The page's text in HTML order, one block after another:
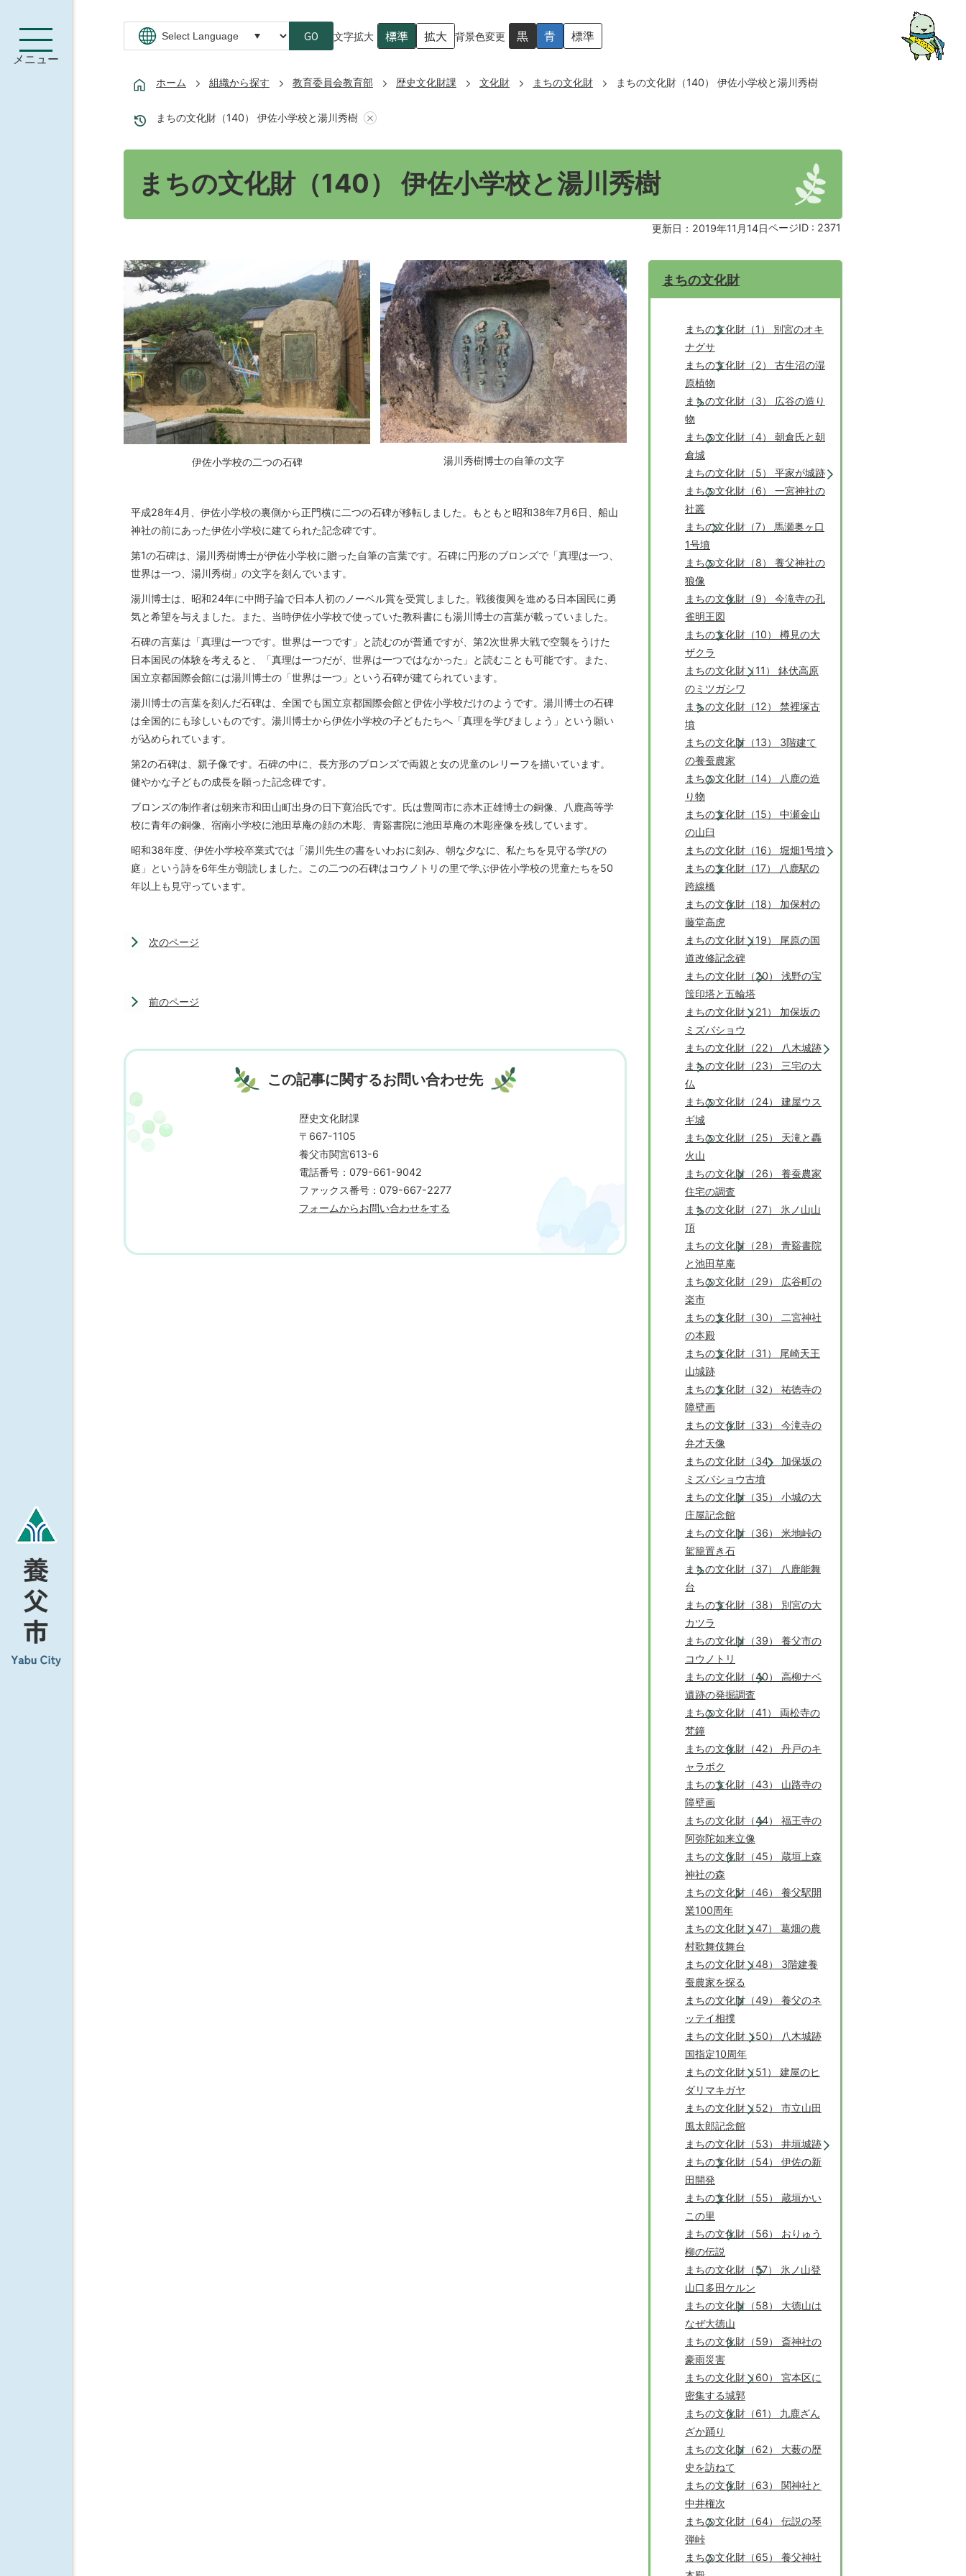
メニュー
GO 文字拡大 標準 拡大 背景色変更 黒 青 標準
ホーム 組織から探す 教育委員会教育部 歴史文化財課 文化財 まちの文化財 まちの文化財（140） 伊佐小学校と湯川秀樹
まちの文化財（140） 伊佐小学校と湯川秀樹
まちの文化財（140） 伊佐小学校と湯川秀樹
更新日：2019年11月14日ページID : 2371
伊佐小学校の二つの石碑 湯川秀樹博士の自筆の文字
平成28年4月、伊佐小学校の裏側から正門横に二つの石碑が移転しました。もともと昭和38年7月6日、船山
神社の前にあった伊佐小学校に建てられた記念碑です。
第1の石碑は、湯川秀樹博士が伊佐小学校に贈った自筆の言葉です。石碑に円形のブロンズで「真理は一つ、
世界は一つ、湯川秀樹」の文字を刻んでいます。
湯川博士は、昭和24年に中間子論で日本人初のノーベル賞を受賞しました。戦後復興を進める日本国民に勇
気と希望を与えました。また、当時伊佐小学校で使っていた教科書にも湯川博士の言葉が載っていました。
石碑の言葉は「真理は一つです。世界は一つです」と読むのが普通ですが、第2次世界大戦で空襲をうけた
日本国民の体験を考えると、「真理は一つだが、世界は一つではなかった」と読むことも可能です。また、
国立京都国際会館には湯川博士の「世界は一つ」という石碑が建てられています。
湯川博士の言葉を刻んだ石碑は、全国でも国立京都国際会館と伊佐小学校だけのようです。湯川博士の石碑
は全国的にも珍しいものです。湯川博士から伊佐小学校の子どもたちへ「真理を学びましょう」という願い
が込められています。
第2の石碑は、親子像です。石碑の中に、長方形のブロンズで両親と女の児童のレリーフを描いています。
健やかな子どもの成長を願った記念碑です。
ブロンズの制作者は朝来市和田山町出身の日下寛治氏です。氏は豊岡市に赤木正雄博士の銅像、八鹿高等学
校に青年の銅像、宿南小学校に池田草庵の顔の木彫、青谿書院に池田草庵の木彫座像を残しています。
昭和38年度、伊佐小学校卒業式では「湯川先生の書をいわおに刻み、朝な夕なに、私たちを見守る学びの
庭」という詩を6年生が朗読しました。この二つの石碑はコウノトリの里で学ぶ伊佐小学校の児童たちを50
年以上も見守っています。
次のページ
前のページ
この記事に関するお問い合わせ先
歴史文化財課
〒667-1105
養父市関宮613-6
電話番号：079-661-9042
ファックス番号：079-667-2277
フォームからお問い合わせをする
まちの文化財
まちの文化財（1） 別宮のオキ
ナグサ
まちの文化財（2） 古生沼の湿
原植物
まちの文化財（3） 広谷の造り
物
まちの文化財（4） 朝倉氏と朝
倉城
まちの文化財（5） 平家が城跡
まちの文化財（6） 一宮神社の
社叢
まちの文化財（7） 馬瀬奥ヶ口
1号墳
まちの文化財（8） 養父神社の
狼像
まちの文化財（9） 今滝寺の孔
雀明王図
まちの文化財（10） 樽見の大
ザクラ
まちの文化財（11） 鉢伏高原
のミツガシワ
まちの文化財（12） 禁裡塚古
墳
まちの文化財（13） 3階建て
の養蚕農家
まちの文化財（14） 八鹿の造
り物
まちの文化財（15） 中瀬金山
の山臼
まちの文化財（16） 堀畑1号墳
まちの文化財（17） 八鹿駅の
跨線橋
まちの文化財（18） 加保村の
藤堂高虎
まちの文化財（19） 尾原の国
道改修記念碑
まちの文化財（20） 浅野の宝
筺印塔と五輪塔
まちの文化財（21） 加保坂の
ミズバショウ
まちの文化財（22） 八木城跡
まちの文化財（23） 三宅の大
仏
まちの文化財（24） 建屋ウス
ギ城
まちの文化財（25） 天滝と轟
火山
まちの文化財（26） 養蚕農家
住宅の調査
まちの文化財（27） 氷ノ山山
頂
まちの文化財（28） 青谿書院
と池田草庵
まちの文化財（29） 広谷町の
楽市
まちの文化財（30） 二宮神社
の本殿
まちの文化財（31） 尾崎天王
山城跡
まちの文化財（32） 祐徳寺の
障壁画
まちの文化財（33） 今滝寺の
弁才天像
まちの文化財（34） 加保坂の
ミズバショウ古墳
まちの文化財（35） 小城の大
庄屋記念館
まちの文化財（36） 米地峠の
駕籠置き石
まちの文化財（37） 八鹿能舞
台
まちの文化財（38） 別宮の大
カツラ
まちの文化財（39） 養父市の
コウノトリ
まちの文化財（40） 高柳ナベ
遺跡の発掘調査
まちの文化財（41） 両松寺の
梵鐘
まちの文化財（42） 丹戸のキ
ャラボク
まちの文化財（43） 山路寺の
障壁画
まちの文化財（44） 福王寺の
阿弥陀如来立像
まちの文化財（45） 蔵垣上森
神社の森
まちの文化財（46） 養父駅開
業100周年
まちの文化財（47） 葛畑の農
村歌舞伎舞台
まちの文化財（48） 3階建養
蚕農家を探る
まちの文化財（49） 養父のネ
ッテイ相撲
まちの文化財（50） 八木城跡
国指定10周年
まちの文化財（51） 建屋のヒ
ダリマキガヤ
まちの文化財（52） 市立山田
風太郎記念館
まちの文化財（53） 井垣城跡
まちの文化財（54） 伊佐の新
田開発
まちの文化財（55） 蔵垣かい
この里
まちの文化財（56） おりゅう
柳の伝説
まちの文化財（57） 氷ノ山登
山口多田ケルン
まちの文化財（58） 大徳山は
なぜ大徳山
まちの文化財（59） 斎神社の
豪雨災害
まちの文化財（60） 宮本区に
密集する城郭
まちの文化財（61） 九鹿ざん
ざか踊り
まちの文化財（62） 大薮の歴
史を訪ねて
まちの文化財（63） 関神社と
中井権次
まちの文化財（64） 伝説の琴
弾峠
まちの文化財（65） 養父神社